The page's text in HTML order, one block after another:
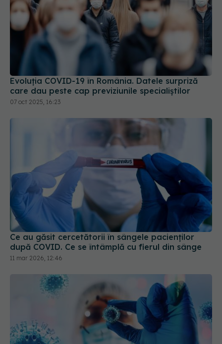
Evoluția COVID-19 în România. Datele surpriză
care dau peste cap previziunile specialiștilor
07 oct 2025, 16:23
Ce au găsit cercetătorii în sângele pacienților
după COVID. Ce se întâmplă cu fierul din sânge
11 mar 2026, 12:46